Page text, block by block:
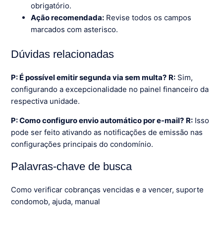
obrigatório.
Ação recomendada: Revise todos os campos
marcados com asterisco.
Dúvidas relacionadas
P: É possível emitir segunda via sem multa? R: Sim,
configurando a excepcionalidade no painel financeiro da
respectiva unidade.
P: Como configuro envio automático por e-mail? R: Isso
pode ser feito ativando as notificações de emissão nas
configurações principais do condomínio.
Palavras-chave de busca
Como verificar cobranças vencidas e a vencer, suporte
condomob, ajuda, manual